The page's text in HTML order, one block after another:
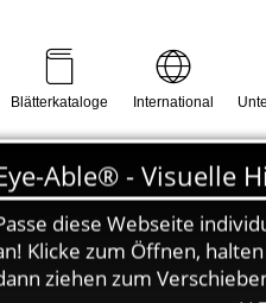
Energien / Sanitär,
Blätterkataloge International